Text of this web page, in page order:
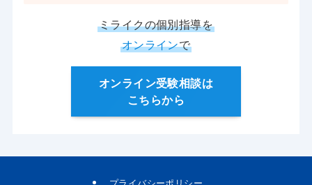
ミライクの個別指導を
オンラインで
オンライン受験相談は
こちらから